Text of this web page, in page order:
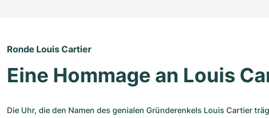
Ronde Louis Cartier
Eine Hommage an Louis
Die Uhr, die den Namen des genialen Gründerenkels Louis Cartier